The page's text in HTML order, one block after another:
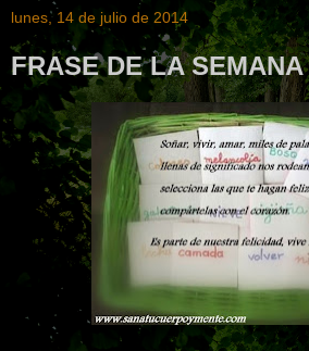
lunes, 14 de julio de 2014
FRASE DE LA SEMANA